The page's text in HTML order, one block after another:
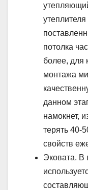
потолка
более, для
монтажа
данном
намокнет,
терять 40-
свойств
Эковата. В